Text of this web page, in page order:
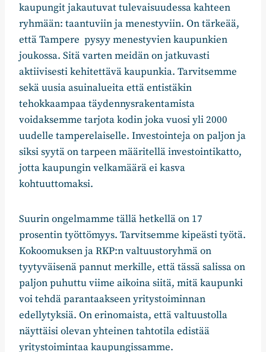
kaupungit jakautuvat tulevaisuudessa kahteen
ryhmään: taantuviin ja menestyviin. On tärkeää,
että Tampere pysyy menestyvien kaupunkien
joukossa. Sitä varten meidän on jatkuvasti
aktiivisesti kehitettävä kaupunkia. Tarvitsemme
sekä uusia asuinalueita että entistäkin
tehokkaampaa täydennysrakentamista
voidaksemme tarjota kodin joka vuosi yli 2000
uudelle tamperelaiselle. Investointeja on paljon ja
siksi syytä on tarpeen määritellä investointikatto,
jotta kaupungin velkamäärä ei kasva
kohtuuttomaksi.
Suurin ongelmamme tällä hetkellä on 17
prosentin työttömyys. Tarvitsemme kipeästi työtä.
Kokoomuksen ja RKP:n valtuustoryhmä on
tyytyväisenä pannut merkille, että tässä salissa on
paljon puhuttu viime aikoina siitä, mitä kaupunki
voi tehdä parantaakseen yritystoiminnan
edellytyksiä. On erinomaista, että valtuustolla
näyttäisi olevan yhteinen tahtotila edistää
yritystoimintaa kaupungissamme.